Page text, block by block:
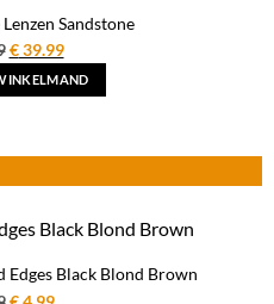
Sandstone
Oorspronkelijke
prijs
was:
€39.99Huidige
prijs
is:
Edges Black Blond Brown
Oorspronkelijke
Huidige